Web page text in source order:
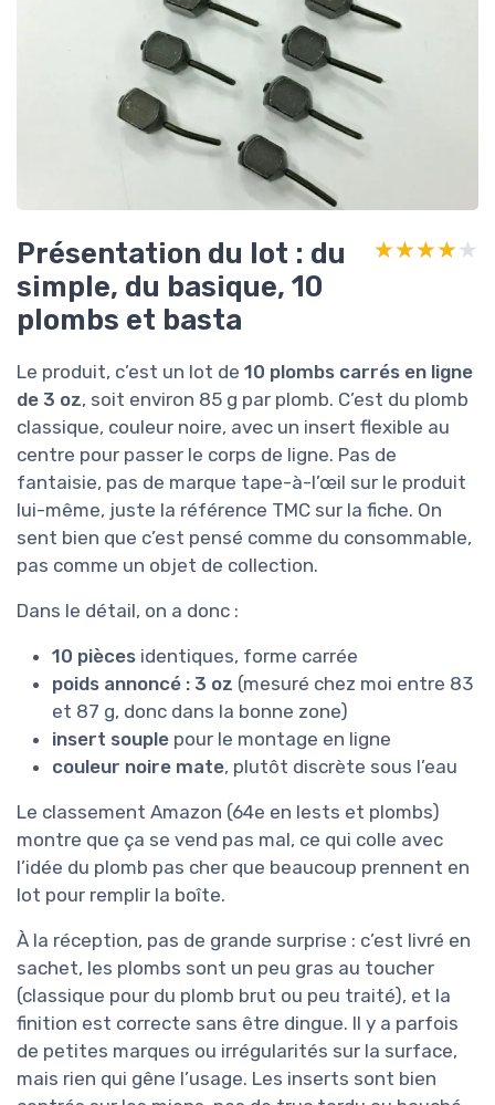
Présentation du lot : du
simple, du basique, 10
plombs et basta
★★★★★
★★★★★
Le produit, c’est un lot de 10 plombs carrés en ligne
de 3 oz, soit environ 85 g par plomb. C’est du plomb
classique, couleur noire, avec un insert flexible au
centre pour passer le corps de ligne. Pas de
fantaisie, pas de marque tape-à-l’œil sur le produit
lui-même, juste la référence TMC sur la fiche. On
sent bien que c’est pensé comme du consommable,
pas comme un objet de collection.
Dans le détail, on a donc :
10 pièces identiques, forme carrée
poids annoncé : 3 oz (mesuré chez moi entre 83
et 87 g, donc dans la bonne zone)
insert souple pour le montage en ligne
couleur noire mate, plutôt discrète sous l’eau
Le classement Amazon (64e en lests et plombs)
montre que ça se vend pas mal, ce qui colle avec
l’idée du plomb pas cher que beaucoup prennent en
lot pour remplir la boîte.
À la réception, pas de grande surprise : c’est livré en
sachet, les plombs sont un peu gras au toucher
(classique pour du plomb brut ou peu traité), et la
finition est correcte sans être dingue. Il y a parfois
de petites marques ou irrégularités sur la surface,
mais rien qui gêne l’usage. Les inserts sont bien